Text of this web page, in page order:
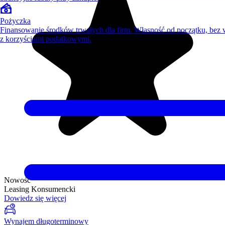
Nowość
Leasing Konsumencki
Dowiedz się więcej
Wynajem długoterminowy
Pożyczka
Finansowanie środków trwałych dla firm. Własność od początku, bez
z korzyściami podatkowymi.